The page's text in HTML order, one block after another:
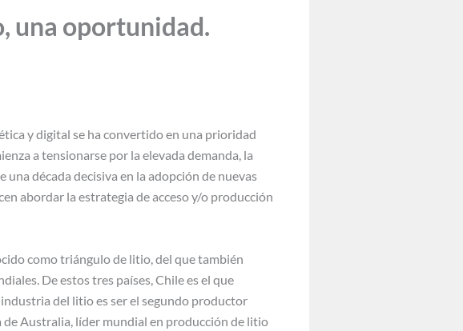
una oportunidad.
y digital se ha convertido en una prioridad
a tensionarse por la elevada demanda, la
década decisiva en la adopción de nuevas
abordar la estrategia de acceso y/o producción
como triángulo de litio, del que también
De estos tres países, Chile es el que
del litio es ser el segundo productor
de Australia, líder mundial en producción de litio